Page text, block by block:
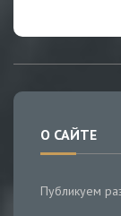
О САЙТЕ
Публикуем